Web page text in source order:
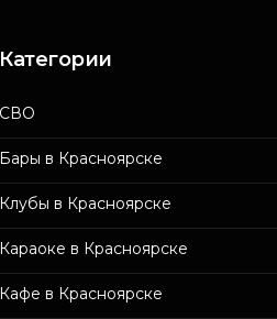
Категории
СВО
Бары в Красноярске
Клубы в Красноярске
Караоке в Красноярске
Кафе в Красноярске